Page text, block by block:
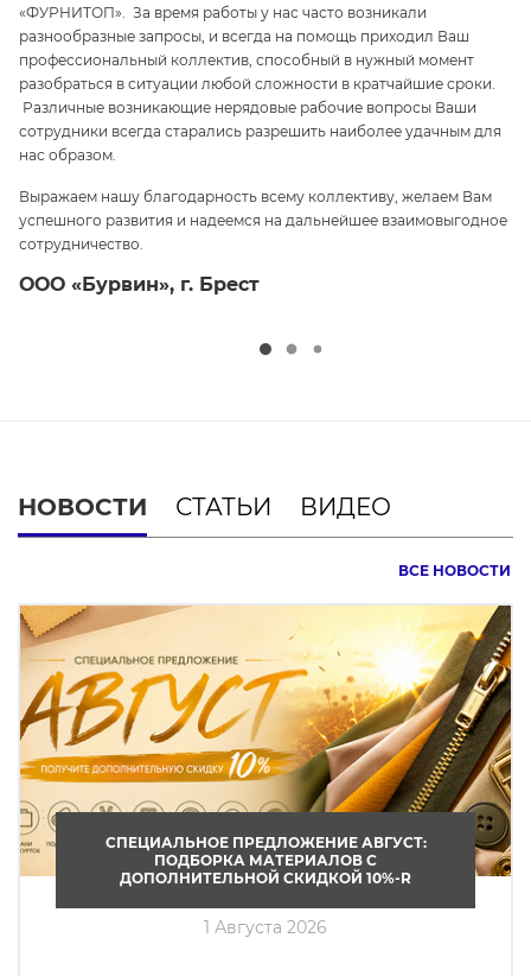
«ФУРНИТОП». За время работы у нас часто возникали
разнообразные запросы, и всегда на помощь приходил Ваш
профессиональный коллектив, способный в нужный момент
разобраться в ситуации любой сложности в кратчайшие сроки.
Различные возникающие нерядовые рабочие вопросы Ваши
сотрудники всегда старались разрешить наиболее удачным для
нас образом.
Выражаем нашу благодарность всему коллективу, желаем Вам
успешного развития и надеемся на дальнейшее взаимовыгодное
сотрудничество.
ООО «Бурвин», г. Брест
НОВОСТИ СТАТЬИ ВИДЕО
СПЕЦИАЛЬНОЕ ПРЕДЛОЖЕНИЕ АВГУСТ:
ПОДБОРКА МАТЕРИАЛОВ С
ДОПОЛНИТЕЛЬНОЙ СКИДКОЙ 10%-R
1 Августа 2026
ВСЕ НОВОСТИ